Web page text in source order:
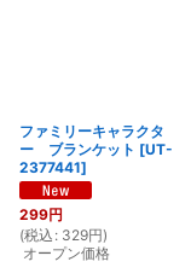
ファミリーキャラクタ
ー ブランケット [UT-
2377441]
299円
(税込 : 329円)
オープン価格